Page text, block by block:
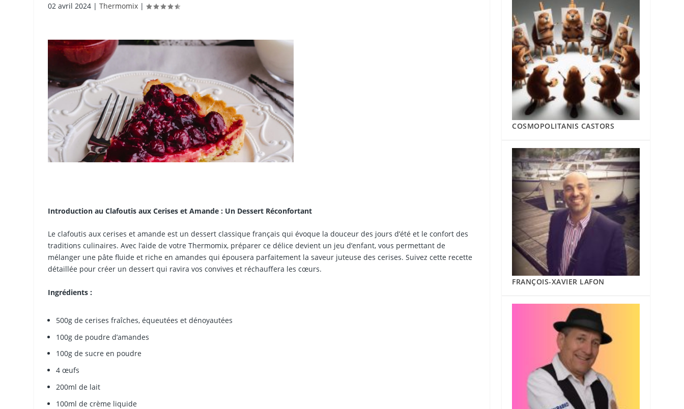
02 avril 2024 |Thermomix |
Introduction au Clafoutis aux Cerises et Amande : Un Dessert Réconfortant
Le clafoutis aux cerises et amande est un dessert classique français qui évoque la douceur des jours d’été et le confort des
traditions culinaires. Avec l’aide de votre Thermomix, préparer ce délice devient un jeu d’enfant, vous permettant de
mélanger une pâte fluide et riche en amandes qui épousera parfaitement la saveur juteuse des cerises. Suivez cette recette
détaillée pour créer un dessert qui ravira vos convives et réchauffera les cœurs.
Ingrédients :
500g de cerises fraîches, équeutées et dénoyautées
100g de poudre d’amandes
100g de sucre en poudre
4 œufs
200ml de lait
100ml de crème liquide
COSMOPOLITANIS CASTORS
FRANÇOIS-XAVIER LAFON